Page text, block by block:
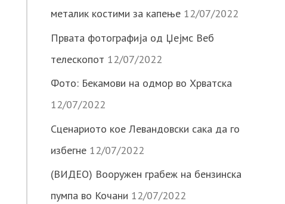
металик костими за капење 12/07/2022
Првата фотографија од Џејмс Веб
телескопот 12/07/2022
Фото: Бекамови на одмор во Хрватска
12/07/2022
Сценариото кое Левандовски сака да го
избегне 12/07/2022
(ВИДЕО) Вооружен грабеж на бензинска
пумпа во Кочани 12/07/2022